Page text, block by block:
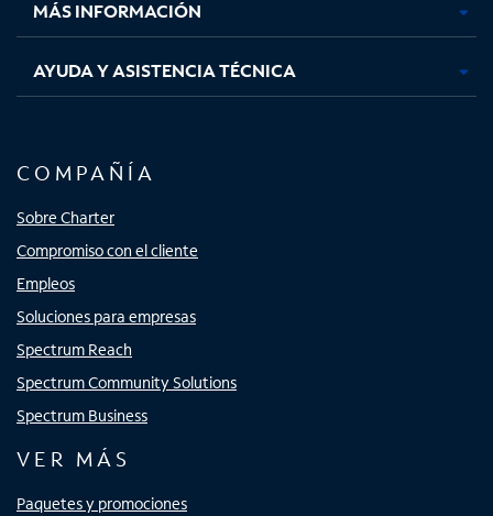
MÁS INFORMACIÓN
AYUDA Y ASISTENCIA TÉCNICA
COMPAÑÍA
Sobre Charter
Compromiso con el cliente
Empleos
Soluciones para empresas
Spectrum Reach
Spectrum Community Solutions
Spectrum Business
VER MÁS
Paquetes y promociones